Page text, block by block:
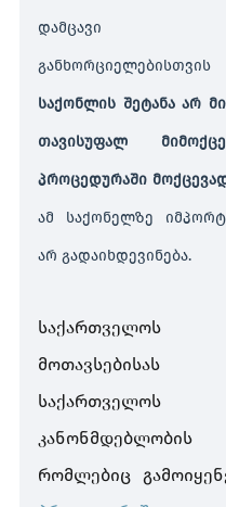
დამცავი
საქონლის შეტანა არ
თავისუფალ
პროცედურაში
ამ საქონელზე
არ გადაიხდევინება.
მოთავსებისას
რომლებიც